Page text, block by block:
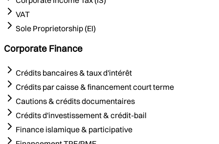
VAT
Sole Proprietorship (EI)
Corporate Finance
Crédits bancaires & taux d'intérêt
Crédits par caisse & financement court terme
Cautions & crédits documentaires
Crédits d'investissement & crédit-bail
Finance islamique & participative